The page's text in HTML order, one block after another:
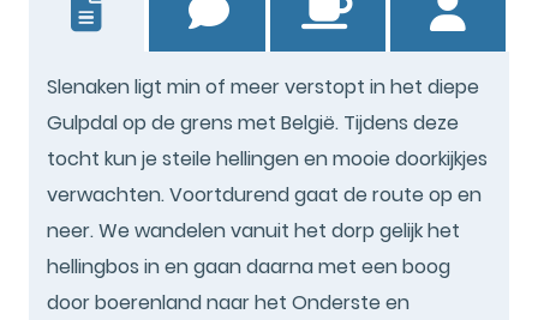
Slenaken ligt min of meer verstopt in het diepe
Gulpdal op de grens met België. Tijdens deze
tocht kun je steile hellingen en mooie doorkijkjes
verwachten. Voortdurend gaat de route op en
neer. We wandelen vanuit het dorp gelijk het
hellingbos in en gaan daarna met een boog
door boerenland naar het Onderste en